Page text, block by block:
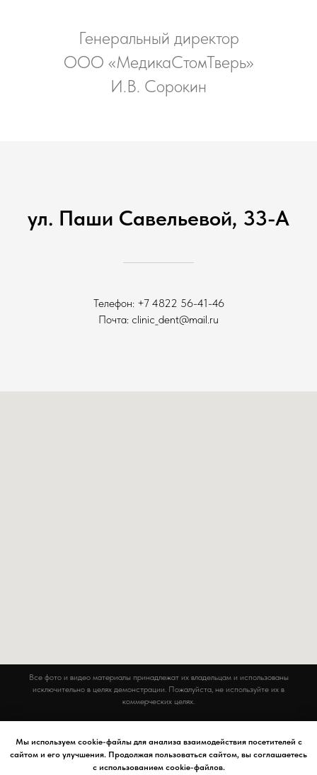
Генеральный директор
ООО «МедикаСтомТверь»
И.В. Сорокин
ул. Паши Савельевой, 33-А
Телефон: +7 4822 56-41-46
Почта: clinic_dent@mail.ru
Мы используем cookie-файлы для анализа взаимодействия посетителей с
сайтом и его улучшения. Продолжая пользоваться сайтом, вы соглашаетесь
с использованием cookie-файлов.
Все фото и видео материалы принадлежат их владельцам и использованы
исключительно в целях демонстрации. Пожалуйста, не используйте их в
коммерческих целях.